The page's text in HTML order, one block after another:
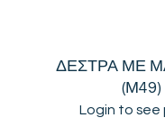
ΔΕΣΤΡΑ ΜΕ
(Μ49)
Login to see